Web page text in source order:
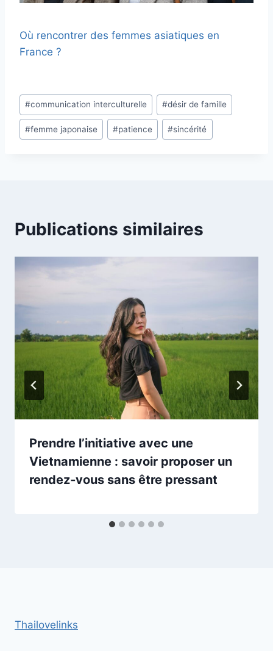
Où rencontrer des femmes asiatiques en
France ?
Étiquettes
de
la
#communication interculturelle #désir de famille
#femme japonaise #patience #sincérité
Publications similaires
Prendre l’initiative avec une
Vietnamienne : savoir proposer un
rendez‑vous sans être pressant
Thailovelinks